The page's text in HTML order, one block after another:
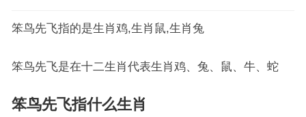
笨鸟先飞指的是生肖鸡,生肖鼠,生肖兔
笨鸟先飞是在十二生肖代表生肖鸡、兔、鼠、牛、蛇
笨鸟先飞指什么生肖